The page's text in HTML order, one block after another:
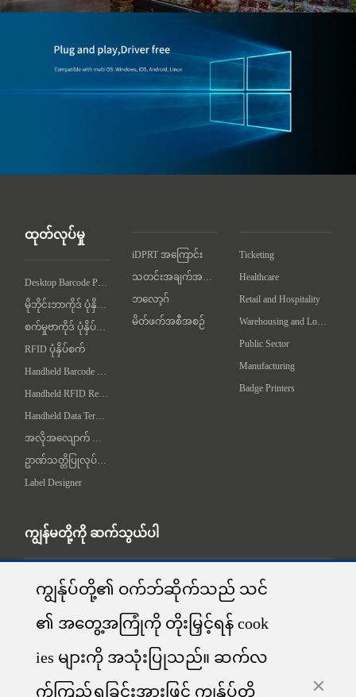
ကျွန်ုပ်တို့၏ ဝက်ဘ်ဆိုက်သည် သင်
၏ အတွေ့အကြုံကို တိုးမြှင့်ရန် cook
ies များကို အသုံးပြုသည်။ ဆက်လ
က်ကြည့်ရှုခြင်းအားဖြင့် ကျွန်ုပ်တို့
ထုတ်လုပ်မှု
Desktop Barcode Printer
မိုဘိုင်းဘာကိုဒ် ပုံနှိပ်စက်
စက်မှုဗာကိုဒ် ပုံနှိပ်စက်
RFID ပုံနှိပ်စက်
Handheld Barcode Scanner
Handheld RFID Reader/Writer
Handheld Data Terminal
အလိုအလျောက် လက်တွဲချက် စက်
ဥာဏ်သတ္တိပြုလုပ်ရေး စက်
Label Designer
iDPRT အကြောင်း
သတင်းအချက်အလက်
ဘလော့ဂ်
မိတ်ဖက်အစီအစဉ်
Ticketing
Healthcare
Retail and Hospitality
Warehousing and Logistics
Public Sector
Manufacturing
Badge Printers
ကျွန်မတို့ကို ဆက်သွယ်ပါ
ADDR：1-5F, No.8, Gaoqi South 12th Road, Huli District, Xiamen, China
Tech Support:+86-400-766-7666
Sales Support: contact@idprt.com
Technical Support: technical@idprt.com
လူမှုရေး မီဒီယာမှာ ကျွန်မတို့ကို ရှာကြည့်ပါ: